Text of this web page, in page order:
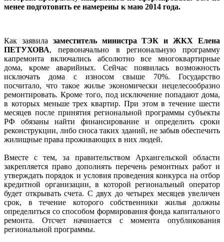
менее подготовить ее намерены к маю 2014 года.
Как заявила заместитель министра ТЭК и ЖКХ Елена
ПЕТУХОВА, первоначально в региональную программу
капремонта включались абсолютно все многоквартирные
дома, кроме аварийных. Сейчас появилась возможность
исключать дома с износом свыше 70%. Государство
посчитало, что такое жилье экономически нецелесообразно
ремонтировать. Кроме того, под исключение попадают дома,
в которых меньше трех квартир. При этом в течение шести
месяцев после принятия региональной программы субъекты
РФ обязаны найти финансирование и определить сроки
реконструкции, либо сноса таких зданий, не забыв обеспечить
жилищные права проживающих в них людей.
Вместе с тем, за правительством Архангельской области
закрепляется право дополнять перечень ремонтных работ и
утверждать порядок и условия проведения конкурса на отбор
кредитной организации, в которой региональный оператор
будет открывать счета. С двух до четырех месяцев увеличен
срок, в течение которого собственники жилья должны
определиться со способом формирования фонда капитального
ремонта. Отсчет начинается с момента опубликования
региональной программы.